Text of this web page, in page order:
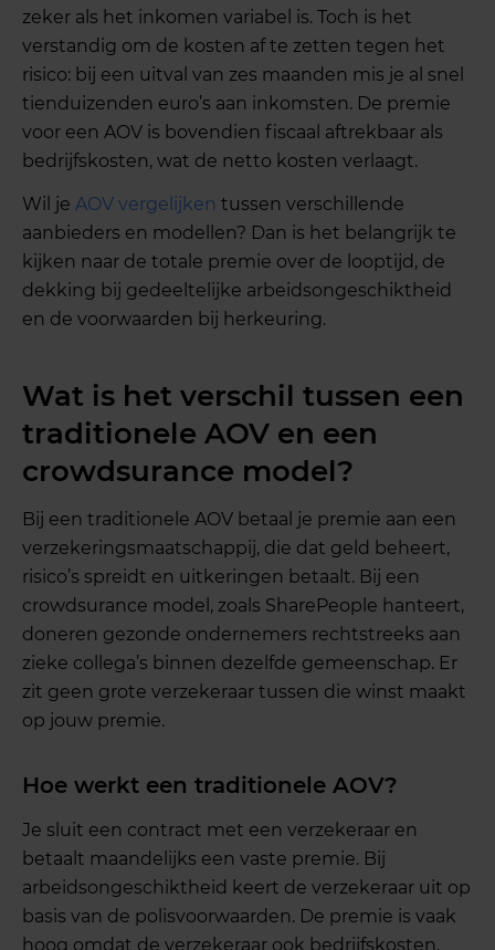
zeker als het inkomen variabel is. Toch is het
verstandig om de kosten af te zetten tegen het
risico: bij een uitval van zes maanden mis je al snel
tienduizenden euro’s aan inkomsten. De premie
voor een AOV is bovendien fiscaal aftrekbaar als
bedrijfskosten, wat de netto kosten verlaagt.
Wil jeAOV vergelijken tussen verschillende
aanbieders en modellen? Dan is het belangrijk te
kijken naar de totale premie over de looptijd, de
dekking bij gedeeltelijke arbeidsongeschiktheid
en de voorwaarden bij herkeuring.
Wat is het verschil tussen een
traditionele AOV en een
crowdsurance model?
Bij een traditionele AOV betaal je premie aan een
verzekeringsmaatschappij, die dat geld beheert,
risico’s spreidt en uitkeringen betaalt. Bij een
crowdsurance model, zoals SharePeople hanteert,
doneren gezonde ondernemers rechtstreeks aan
zieke collega’s binnen dezelfde gemeenschap. Er
zit geen grote verzekeraar tussen die winst maakt
op jouw premie.
Hoe werkt een traditionele AOV?
Je sluit een contract met een verzekeraar en
betaalt maandelijks een vaste premie. Bij
arbeidsongeschiktheid keert de verzekeraar uit op
basis van de polisvoorwaarden. De premie is vaak
hoog omdat de verzekeraar ook bedrijfskosten,